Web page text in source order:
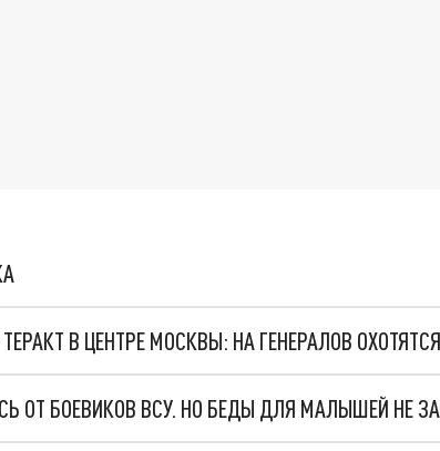
В ЦЕНТРЕ МОСКВЫ: НА ГЕНЕРАЛОВ
ОТ БОЕВИКОВ ВСУ. НО БЕДЫ ДЛЯ МАЛЫШЕЙ НЕ